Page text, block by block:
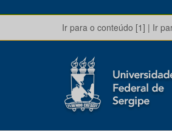
Ir para o conteúdo [1] | Ir